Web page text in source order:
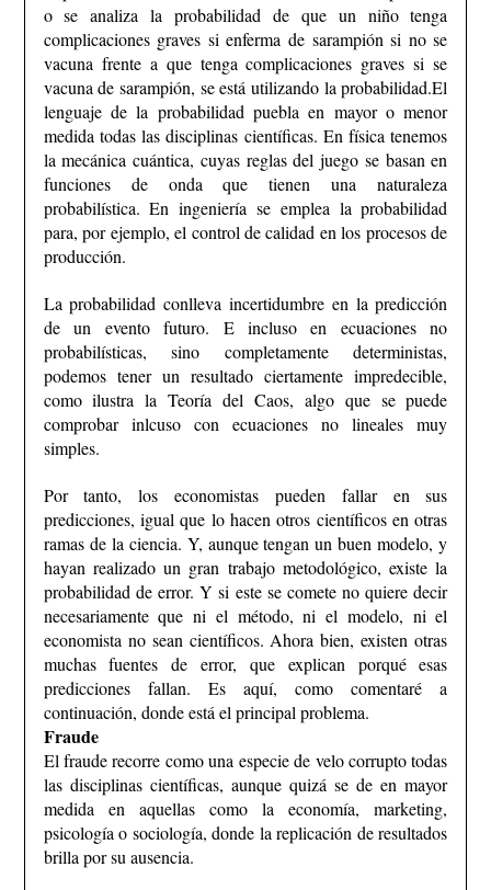
o se analiza la probabilidad de que un niño tenga
complicaciones graves si enferma de sarampión si no se
vacuna frente a que tenga complicaciones graves si se
vacuna de sarampión, se está utilizando la probabilidad.El
lenguaje de la probabilidad puebla en mayor o menor
medida todas las disciplinas científicas. En física tenemos
la mecánica cuántica, cuyas reglas del juego se basan en
funciones de onda que tienen una naturaleza
probabilística. En ingeniería se emplea la probabilidad
para, por ejemplo, el control de calidad en los procesos de
producción.
La probabilidad conlleva incertidumbre en la predicción
de un evento futuro. E incluso en ecuaciones no
probabilísticas, sino completamente deterministas,
podemos tener un resultado ciertamente impredecible,
como ilustra la Teoría del Caos, algo que se puede
comprobar inlcuso con ecuaciones no lineales muy
simples.
Por tanto, los economistas pueden fallar en sus
predicciones, igual que lo hacen otros científicos en otras
ramas de la ciencia. Y, aunque tengan un buen modelo, y
hayan realizado un gran trabajo metodológico, existe la
probabilidad de error. Y si este se comete no quiere decir
necesariamente que ni el método, ni el modelo, ni el
economista no sean científicos. Ahora bien, existen otras
muchas fuentes de error, que explican porqué esas
predicciones fallan. Es aquí, como comentaré a
continuación, donde está el principal problema.
Fraude
El fraude recorre como una especie de velo corrupto todas
las disciplinas científicas, aunque quizá se de en mayor
medida en aquellas como la economía, marketing,
psicología o sociología, donde la replicación de resultados
brilla por su ausencia.